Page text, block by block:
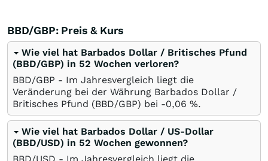
BBD/GBP: Preis & Kurs
Wie viel hat Barbados Dollar / Britisches Pfund
(BBD/GBP) in 52 Wochen verloren?
BBD/GBP - Im Jahresvergleich liegt die
Veränderung bei der Währung Barbados Dollar /
Britisches Pfund (BBD/GBP) bei -0,06 %.
Wie viel hat Barbados Dollar / US-Dollar
(BBD/USD) in 52 Wochen gewonnen?